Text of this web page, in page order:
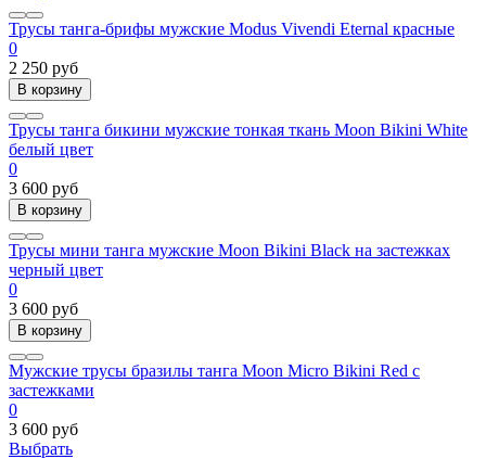
Трусы танга-брифы мужские Modus Vivendi Eternal красные
0
2 250 руб
В корзину
Трусы танга бикини мужские тонкая ткань Moon Bikini White
белый цвет
0
3 600 руб
В корзину
Трусы мини танга мужские Moon Bikini Black на застежках
черный цвет
0
3 600 руб
В корзину
Мужские трусы бразилы танга Moon Micro Bikini Red с
застежками
0
3 600 руб
Выбрать